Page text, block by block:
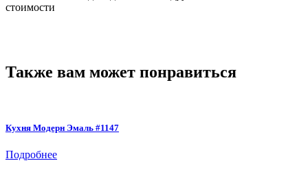
стоимости
Также вам может понравиться
Кухня Модерн Эмаль #1147
Подробнее